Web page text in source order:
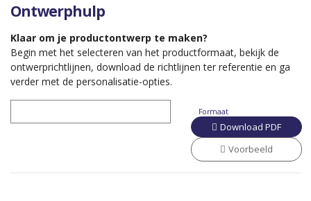
Ontwerphulp
Klaar om je productontwerp te maken?
Begin met het selecteren van het productformaat, bekijk de
ontwerprichtlijnen, download de richtlijnen ter referentie en ga
verder met de personalisatie-opties.
Formaat
Download PDF
Voorbeeld